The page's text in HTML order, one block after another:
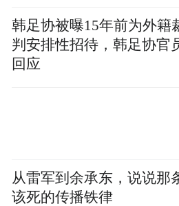
照见的不仅是王勃笔下
座城市对“为民、惠民、
by the user of Dafeng Hao,
platform and merely
space services.”
韩足协被曝15年前为外籍
判安排性招待，韩足协官
回应
从雷军到余承东，说说那
该死的传播铁律